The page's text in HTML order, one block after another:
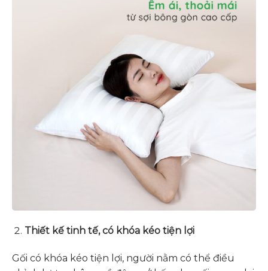
Thiết kế tinh tế, có khóa kéo tiện lợi
Gối có khóa kéo tiện lợi, người nằm có thể điều